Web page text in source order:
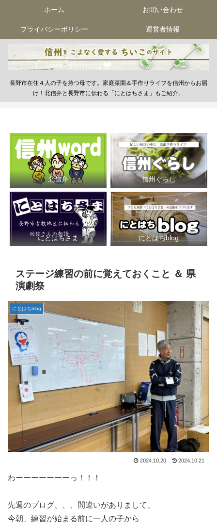
長野市在住４人の子を持つ母です。家庭菜園＆手作りライフを信州からお届
け！北信弁と長野市に伝わる「にとはちさま」もご紹介。
ホーム お問い合わせ
プライバシーポリシー 運営者情報
北信弁 信州ぐらし
にとはちさま にとはちblog
ステージ練習の前に覚えておくこと ＆ 県
演劇祭
にとはちblog
2024.10.20 2024.10.21
わーーーーーーーっ！！！
先週のブログ、、、間違いがありまして、
今朝、練習が始まる前に一人の子から